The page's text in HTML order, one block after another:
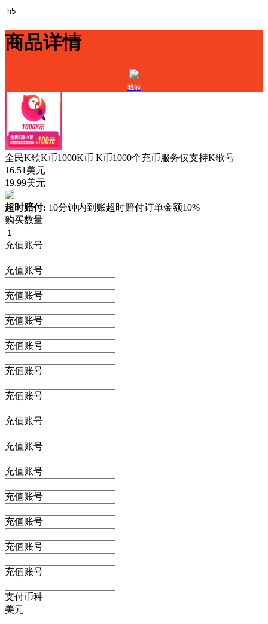
商品详情
我的
全民K歌K币1000K币 K币1000个充币服务仅支持K歌号
16.51美元
19.99美元
超时赔付: 10分钟内到账超时赔付订单金额10%
购买数量
充值账号
充值账号
充值账号
充值账号
充值账号
充值账号
充值账号
充值账号
充值账号
充值账号
充值账号
充值账号
充值账号
充值账号
支付币种
美元